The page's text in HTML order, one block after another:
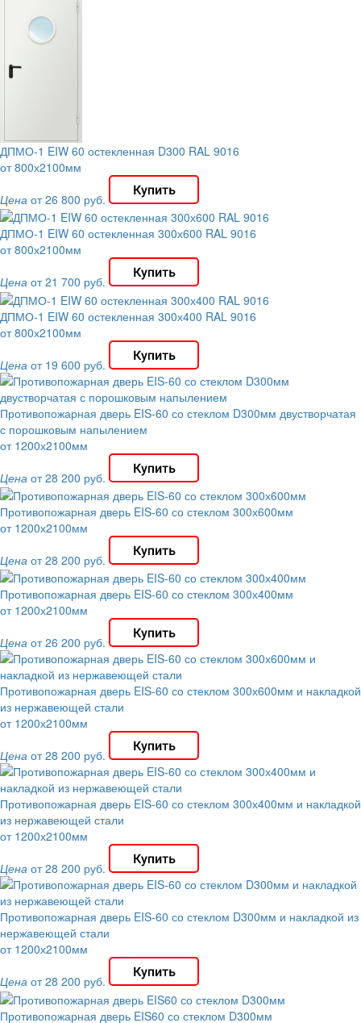
ДПМО-1 EIW 60 остекленная D300 RAL 9016
от 800х2100мм
Цена от 26 800 руб.
ДПМО-1 EIW 60 остекленная 300х600 RAL 9016
от 800х2100мм
Цена от 21 700 руб.
ДПМО-1 EIW 60 остекленная 300х400 RAL 9016
от 800х2100мм
Цена от 19 600 руб.
Противопожарная дверь EIS-60 со стеклом D300мм двустворчатая
с порошковым напылением
от 1200х2100мм
Цена от 28 200 руб.
Противопожарная дверь EIS-60 со стеклом 300х600мм
от 1200х2100мм
Цена от 28 200 руб.
Противопожарная дверь EIS-60 со стеклом 300х400мм
от 1200х2100мм
Цена от 26 200 руб.
Противопожарная дверь EIS-60 со стеклом 300х600мм и накладкой
из нержавеющей стали
от 1200х2100мм
Цена от 28 200 руб.
Противопожарная дверь EIS-60 со стеклом 300х400мм и накладкой
из нержавеющей стали
от 1200х2100мм
Цена от 28 200 руб.
Противопожарная дверь EIS-60 со стеклом D300мм и накладкой из
нержавеющей стали
от 1200х2100мм
Цена от 28 200 руб.
Противопожарная дверь EIS60 со стеклом D300мм